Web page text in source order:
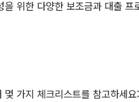
위한 다양한 보조금과 대출 프
가지 체크리스트를 참고하세요: